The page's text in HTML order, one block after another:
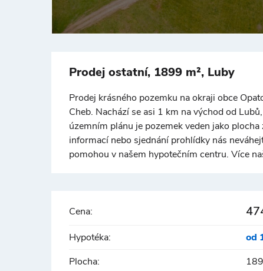
Prodej ostatní, 1899 m², Luby
Prodej krásného pozemku na okraji obce
Cheb. Nachází se asi 1 km na východ od
územním plánu je pozemek veden jako
informací nebo sjednání prohlídky nás
pomohou v našem hypotečním centru. Více
Cena:
Hypotéka:
od
Plocha: